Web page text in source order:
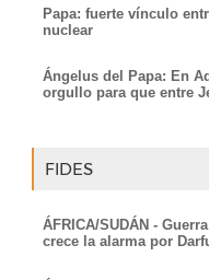
Papa: fuerte vínculo
nuclear
Ángelus del Papa: En
orgullo para que entre
FIDES
ÁFRICA/SUDÁN -
crece la alarma por